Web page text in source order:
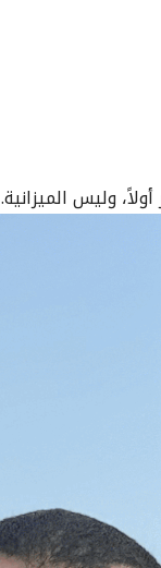
وليس الميزانية.